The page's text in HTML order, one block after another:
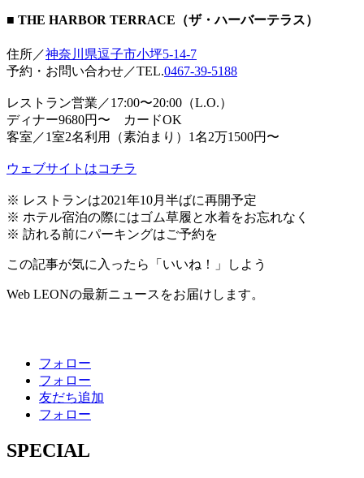
■ THE HARBOR TERRACE（ザ・ハーバーテラス）
住所／神奈川県逗子市小坪5-14-7
予約・お問い合わせ／TEL.0467-39-5188
レストラン営業／17:00〜20:00（L.O.）
ディナー9680円〜 カードOK
客室／1室2名利用（素泊まり）1名2万1500円〜
ウェブサイトはコチラ
※ レストランは2021年10月半ばに再開予定
※ ホテル宿泊の際にはゴム草履と水着をお忘れなく
※ 訪れる前にパーキングはご予約を
この記事が気に入ったら「いいね！」しよう
Web LEONの最新ニュースをお届けします。
フォロー
フォロー
友だち追加
フォロー
SPECIAL